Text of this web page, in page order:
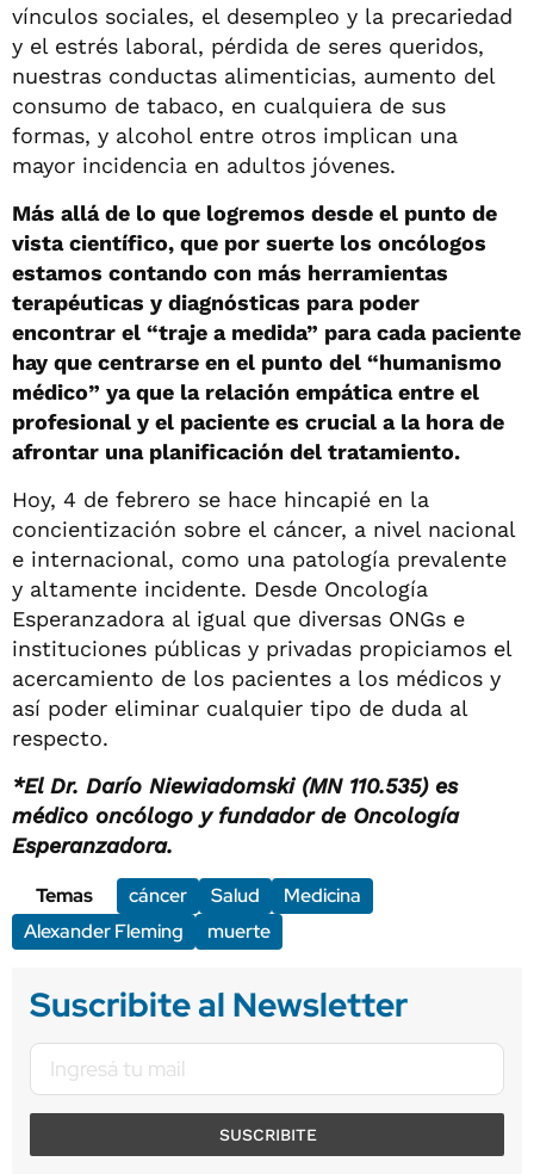
vínculos sociales, el desempleo y la precariedad
y el estrés laboral, pérdida de seres queridos,
nuestras conductas alimenticias, aumento del
consumo de tabaco, en cualquiera de sus
formas, y alcohol entre otros implican una
mayor incidencia en adultos jóvenes.
Más allá de lo que logremos desde el punto de
vista científico, que por suerte los oncólogos
estamos contando con más herramientas
terapéuticas y diagnósticas para poder
encontrar el “traje a medida” para cada paciente
hay que centrarse en el punto del “humanismo
médico” ya que la relación empática entre el
profesional y el paciente es crucial a la hora de
afrontar una planificación del tratamiento.
Hoy, 4 de febrero se hace hincapié en la
concientización sobre el cáncer, a nivel nacional
e internacional, como una patología prevalente
y altamente incidente. Desde Oncología
Esperanzadora al igual que diversas ONGs e
instituciones públicas y privadas propiciamos el
acercamiento de los pacientes a los médicos y
así poder eliminar cualquier tipo de duda al
respecto.
*El Dr. Darío Niewiadomski (MN 110.535) es
médico oncólogo y fundador de Oncología
Esperanzadora.
Temas
cáncer Salud
Medicina
Alexander Fleming
muerte
Suscribite al Newsletter
SUSCRIBITE